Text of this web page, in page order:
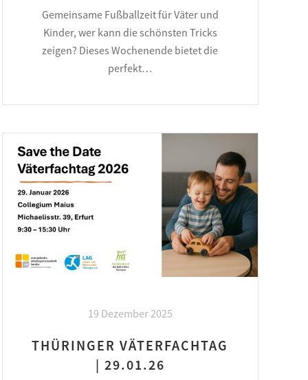
Gemeinsame Fußballzeit für Väter und
Kinder, wer kann die schönsten Tricks
zeigen? Dieses Wochenende bietet die
perfekt…
19 Dezember 2025
THÜRINGER VÄTERFACHTAG
| 29.01.26